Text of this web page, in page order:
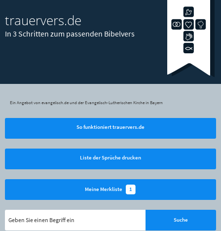
trauervers.de
In 3 Schritten zum passenden Bibelvers
Ein Angebot von evangelisch.de und der Evangelisch-Lutherischen Kirche in Bayern
So funktioniert trauervers.de
Liste der Sprüche drucken
Meine Merkliste 1